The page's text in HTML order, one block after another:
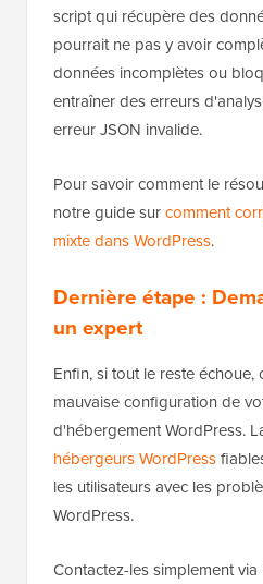
script qui récupère des
pourrait ne pas y avoir
données incomplètes ou
entraîner des erreurs
erreur JSON invalide.
Pour savoir comment le
notre guide surcomment
mixte dans WordPress.
Dernière étape :
un expert
Enfin, si tout le reste
mauvaise configuration de
d'hébergement WordPress.
hébergeurs WordPress
les utilisateurs avec les
WordPress.
Contactez-les simplement